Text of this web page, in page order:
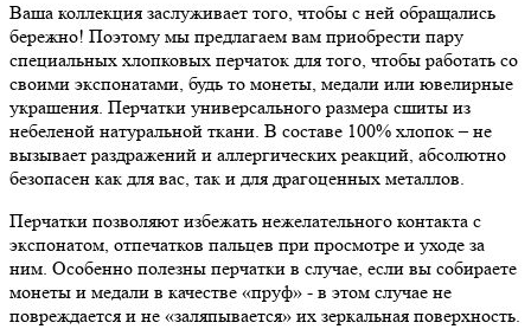
Ваша коллекция заслуживает того, чтобы с ней обращались
бережно! Поэтому мы предлагаем вам приобрести пару
специальных хлопковых перчаток для того, чтобы работать со
своими экспонатами, будь то монеты, медали или ювелирные
украшения. Перчатки универсального размера сшиты из
небеленой натуральной ткани. В составе 100% хлопок – не
вызывает раздражений и аллергических реакций, абсолютно
безопасен как для вас, так и для драгоценных металлов.
Перчатки позволяют избежать нежелательного контакта с
экспонатом, отпечатков пальцев при просмотре и уходе за
ним. Особенно полезны перчатки в случае, если вы собираете
монеты и медали в качестве «пруф» - в этом случае не
повреждается и не «заляпывается» их зеркальная поверхность.